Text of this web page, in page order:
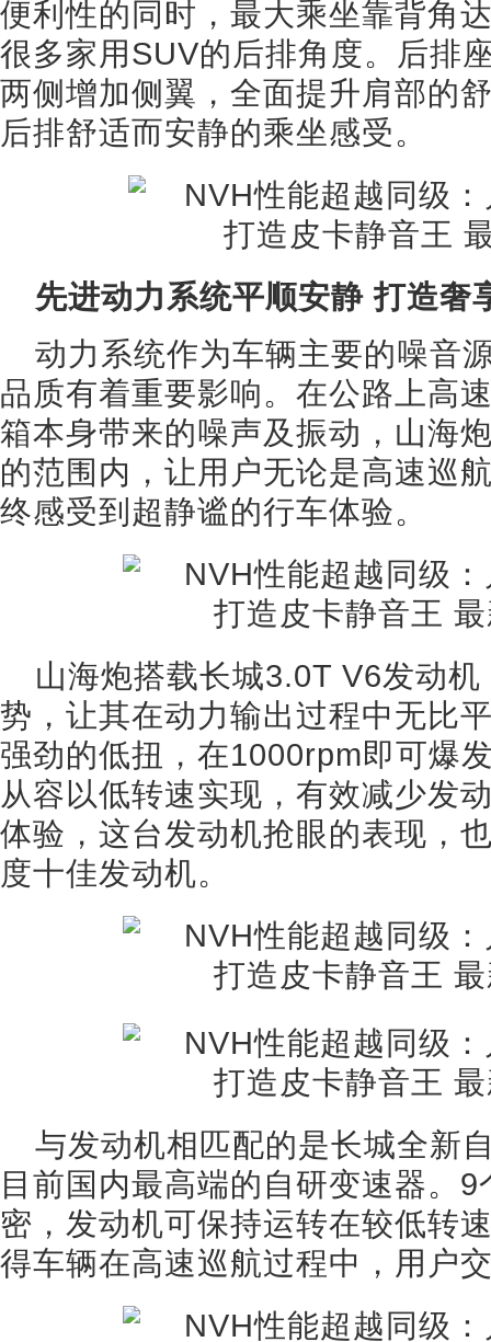
便利性的同时，最大乘坐靠背角
很多家用SUV的后排角度。后排
两侧增加侧翼，全面提升肩部的
后排舒适而安静的乘坐感受。
先进动力系统平顺安静 打造奢
动力系统作为车辆主要的噪音
品质有着重要影响。在公路上高
箱本身带来的噪声及振动，山海
的范围内，让用户无论是高速巡
终感受到超静谧的行车体验。
山海炮搭载长城3.0T V6发动
势，让其在动力输出过程中无比
强劲的低扭，在1000rpm即可爆
从容以低转速实现，有效减少发
体验，这台发动机抢眼的表现，
度十佳发动机。
与发动机相匹配的是长城全新
目前国内最高端的自研变速器。
密，发动机可保持运转在较低转
得车辆在高速巡航过程中，用户